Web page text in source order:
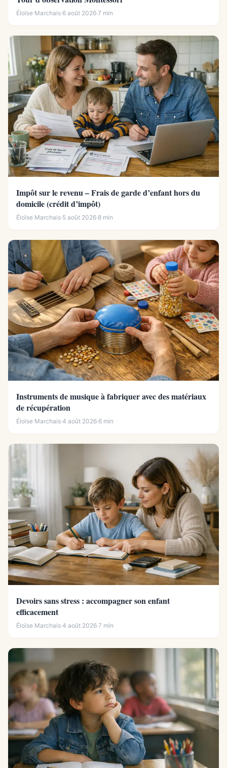
Éloïse Marchais·6 août 2026·7 min
Impôt sur le revenu – Frais de garde d’enfant hors du
domicile (crédit d’impôt)
Éloïse Marchais·5 août 2026·8 min
Instruments de musique à fabriquer avec des matériaux
de récupération
Éloïse Marchais·4 août 2026·6 min
Devoirs sans stress : accompagner son enfant
efficacement
Éloïse Marchais·4 août 2026·7 min